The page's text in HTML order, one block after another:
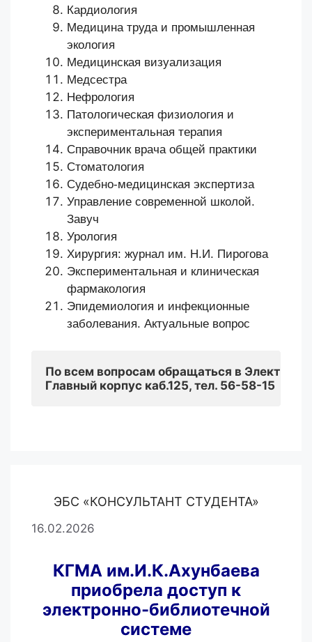
Кардиология
Медицина труда и промышленная
экология
Медицинская визуализация
Медсестра
Нефрология
Патологическая физиология и
экспериментальная терапия
Справочник врача общей практики
Стоматология
Судебно-медицинская экспертиза
Управление современной школой.
Завуч
Урология
Хирургия: журнал им. Н.И. Пирогова
Экспериментальная и клиническая
фармакология
Эпидемиология и инфекционные
заболевания. Актуальные вопрос
По всем вопросам обращаться в
Главный корпус каб.125, тел. 56-58-15
ЭБС «КОНСУЛЬТАНТ СТУДЕНТА»
16.02.2026
КГМА им.И.К.Ахунбаева
приобрела доступ к
электронно-библиотечной
системе